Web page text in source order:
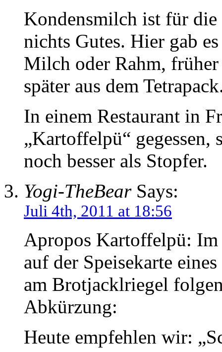
Kondensmilch ist für die
nichts Gutes. Hier gab
Milch oder Rahm,
später aus dem
In einem Restaurant in
„Kartoffelpü“
noch besser als Stopfer.
Yogi-TheBearSays:
Juli 4th, 2011 at 18:56
Apropos Kartoffelpü: Im
auf der Speisekarte
am Brotjacklriegel
Abkürzung:
Heute empfehlen wir: